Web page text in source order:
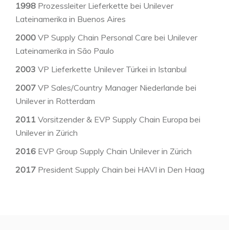
1998 Prozessleiter Lieferkette bei Unilever
Lateinamerika in Buenos Aires
2000 VP Supply Chain Personal Care bei Unilever
Lateinamerika in São Paulo
2003 VP Lieferkette Unilever Türkei in Istanbul
2007 VP Sales/Country Manager Niederlande bei
Unilever in Rotterdam
2011 Vorsitzender & EVP Supply Chain Europa bei
Unilever in Zürich
2016 EVP Group Supply Chain Unilever in Zürich
2017 President Supply Chain bei HAVI in Den Haag